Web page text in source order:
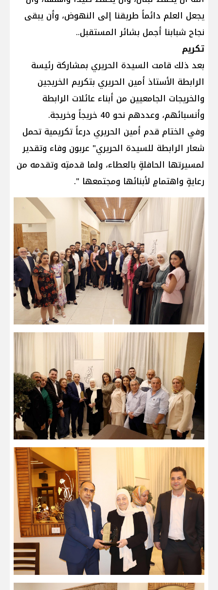
يجعل العلم دائماً طريقنا إلى النهوض، وأن يبقى
نجاح شبابنا أجمل بشائر المستقبل..
تكريم
بعد ذلك قامت السيدة الحريري بمشاركة رئيسة
الرابطة الأستاذ أمين الحريري بتكريم الخريجين
والخريجات الجامعيين من أبناء عائلات الرابطة
وأنسبائهم، وعددهم نحو 40 خريجاً وخريجة.
وفي الختام قدم أمين الحريري درعاً تكريمية تحمل
شعار الرابطة للسيدة الحريري" عربون وفاء وتقدير
لمسيرتها الحافلةٍ بالعطاء، ولما قدمتِه وتقدمه من
رعايةٍ واهتمامٍ لأبنائها ومجتمعها ".